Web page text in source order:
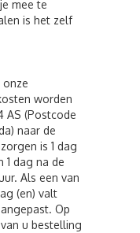
mee te
is het zelf
onze
worden
AS (Postcode
naar de
is 1 dag
1 dag na de
Als een van
(en) valt
Op
u bestelling